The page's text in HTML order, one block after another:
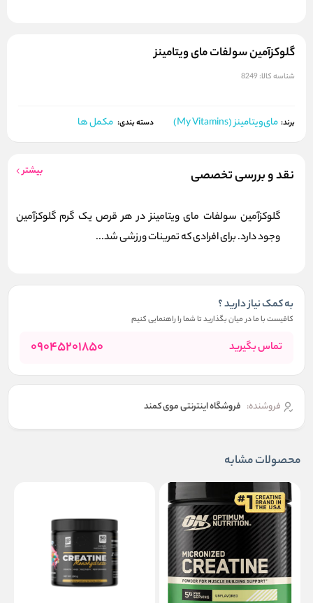
گلوکزآمین سولفات مای ویتامینز
شناسه کالا: 8249
برند: مای‌ویتامینز (My Vitamins) دسته بندی: مکمل ها
نقد و بررسی تخصصی بیشتر
گلوکزآمین سولفات مای ویتامینز در هر قرص یک گرم گلوکزآمین
وجود دارد. برای افرادی که تمرینات ورزشی شد...
به کمک نیاز دارید ؟
کافیست با ما در میان بگذارید تا شما را راهنمایی کنیم
تماس بگیرید 09045201850
فروشنده: فروشگاه اینترنتی موی کمند
محصولات مشابه